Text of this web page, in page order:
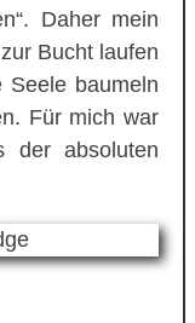
Daher mein
Bucht laufen
baumeln
Für mich war
der absoluten